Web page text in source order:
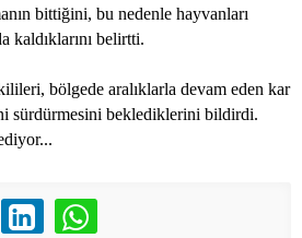
bittiğini, bu nedenle hayvanları
kaldıklarını belirtti.
bölgede aralıklarla devam eden kar
sürdürmesini beklediklerini bildirdi.